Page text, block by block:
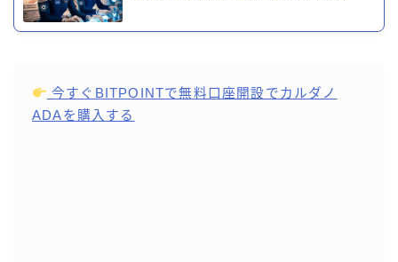
今すぐBITPOINTで無料口座開設でカルダノ
ADAを購入する